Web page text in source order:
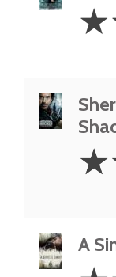
Stars
☆
Stars
☆
A